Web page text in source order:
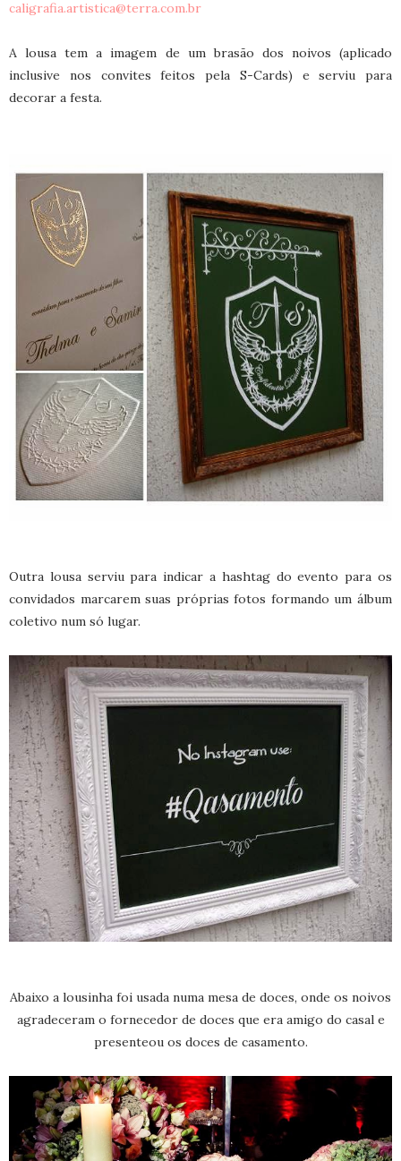
caligrafia.artistica@terra.com.br
A lousa tem a imagem de um brasão dos noivos (aplicado
inclusive nos convites feitos pela S-Cards) e serviu para
decorar a festa.
Outra lousa serviu para indicar a hashtag do evento para os
convidados marcarem suas próprias fotos formando um álbum
coletivo num só lugar.
Abaixo a lousinha foi usada numa mesa de doces, onde os noivos
agradeceram o fornecedor de doces que era amigo do casal e
presenteou os doces de casamento.